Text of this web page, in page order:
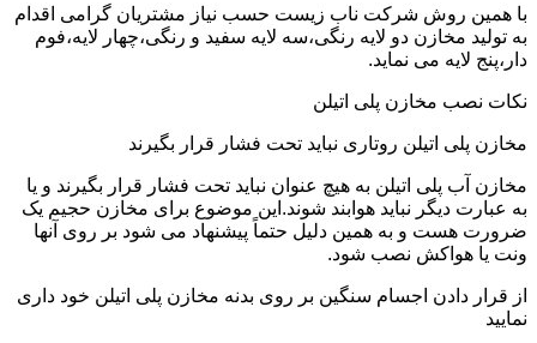
با همین روش شرکت ناب زیست حسب نیاز مشتریان گرامی اقدام
به تولید مخازن دو لایه رنگی،سه لایه سفید و رنگی،چهار لایه،فوم
دار،پنج لایه می نماید.
نکات نصب مخازن پلی اتیلن
مخازن پلی اتیلن روتاری نباید تحت فشار قرار بگیرند
مخازن آب پلی اتیلن به هیچ عنوان نباید تحت فشار قرار بگیرند و یا
به عبارت دیگر نباید هوابند شوند.این موضوع برای مخازن حجیم یک
ضرورت هست و به همین دلیل حتماً پیشنهاد می شود بر روی آنها
ونت یا هواکش نصب شود.
از قرار دادن اجسام سنگین بر روی بدنه مخازن پلی اتیلن خود داری
نمایید